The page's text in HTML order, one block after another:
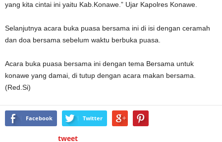
yang kita cintai ini yaitu Kab.Konawe.” Ujar Kapolres Konawe.
Selanjutnya acara buka puasa bersama ini di isi dengan ceramah
dan doa bersama sebelum waktu berbuka puasa.
Acara buka puasa bersama ini dengan tema Bersama untuk
konawe yang damai, di tutup dengan acara makan bersama.
(Red.Si)
Facebook Twitter
tweet